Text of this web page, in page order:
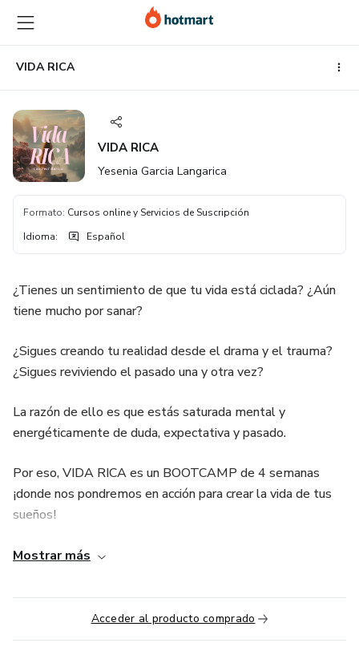
contenido
principal
la
página
de
pie
página
VIDA RICA
VIDA RICA
Yesenia Garcia Langarica
Formato: Cursos online y Servicios de Suscripción
Idioma: Español
¿Tienes un sentimiento de que tu vida está ciclada? ¿Aún
tiene mucho por sanar?
¿Sigues creando tu realidad desde el drama y el trauma?
¿Sigues reviviendo el pasado una y otra vez?
La razón de ello es que estás saturada mental y
energéticamente de duda, expectativa y pasado.
Por eso, VIDA RICA es un BOOTCAMP de 4 semanas
¡donde nos pondremos en acción para crear la vida de tus
sueños!
Te acompañaré a desarrollar las habilidades necesarias
el campo de las posibilidades.
Mostrar más
Acceder al producto comprado